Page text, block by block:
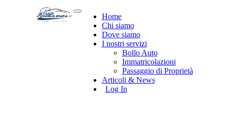
Home
Chi siamo
Dove siamo
I nostri servizi
Bollo Auto
Immatricolazioni
Passaggio di Proprietà
Articoli & News
Log In